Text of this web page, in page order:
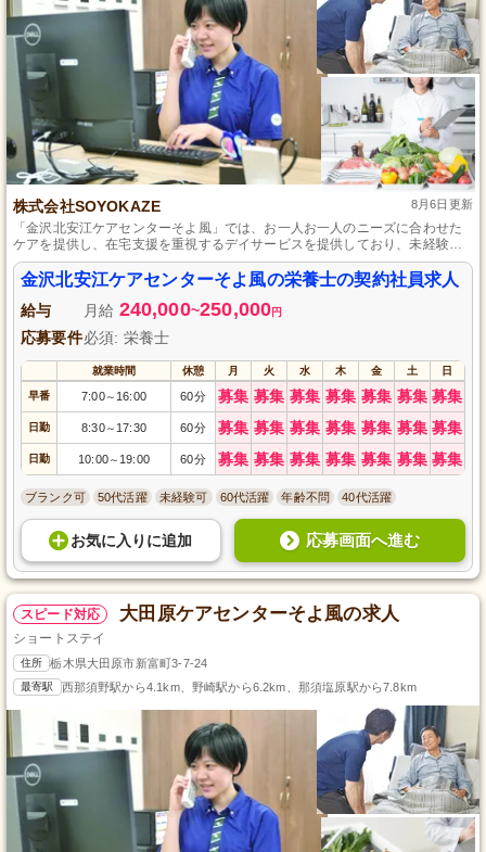
株式会社SOYOKAZE 8月6日更新
「金沢北安江ケアセンターそよ風」では、お一人お一人のニーズに合わせた
ケアを提供し、在宅支援を重視するデイサービスを提供しており、未経験者
でも安心の職場環境を作るよう心掛けています。
金沢北安江ケアセンターそよ風の栄養士の契約社員求人
給与 月給 240,000~250,000円
応募要件必須: 栄養士
就業時間 休憩 月 火 水 木 金 土 日
早番 7:00～ 16:00 60分 募集 募集 募集 募集 募集 募集 募集
日勤 8:30～ 17:30 60分 募集 募集 募集 募集 募集 募集 募集
日勤 10:00～ 19:00 60分 募集 募集 募集 募集 募集 募集 募集
ブランク可 50代活躍 未経験可 60代活躍 年齢不問 40代活躍
お気に入り に追加 応募画面へ進む
スピード対応 大田原ケアセンターそよ風の求人
ショートステイ
住所 栃木県大田原市新富町3-7-24
最寄駅 西那須野駅から4.1km、野崎駅から6.2km、那須塩原駅から7.8km